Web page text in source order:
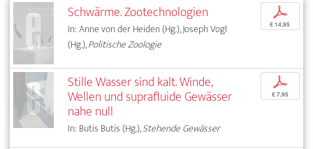
Schwärme. Zootechnologien
In: Anne von der Heiden (Hg.), Joseph Vogl
(Hg.),Politische Zoologie
p
€ 14,95
Stille Wasser sind kalt. Winde,
Wellen und suprafluide Gewässer
nahe null
In: Butis Butis (Hg.),Stehende Gewässer
p
€ 7,95